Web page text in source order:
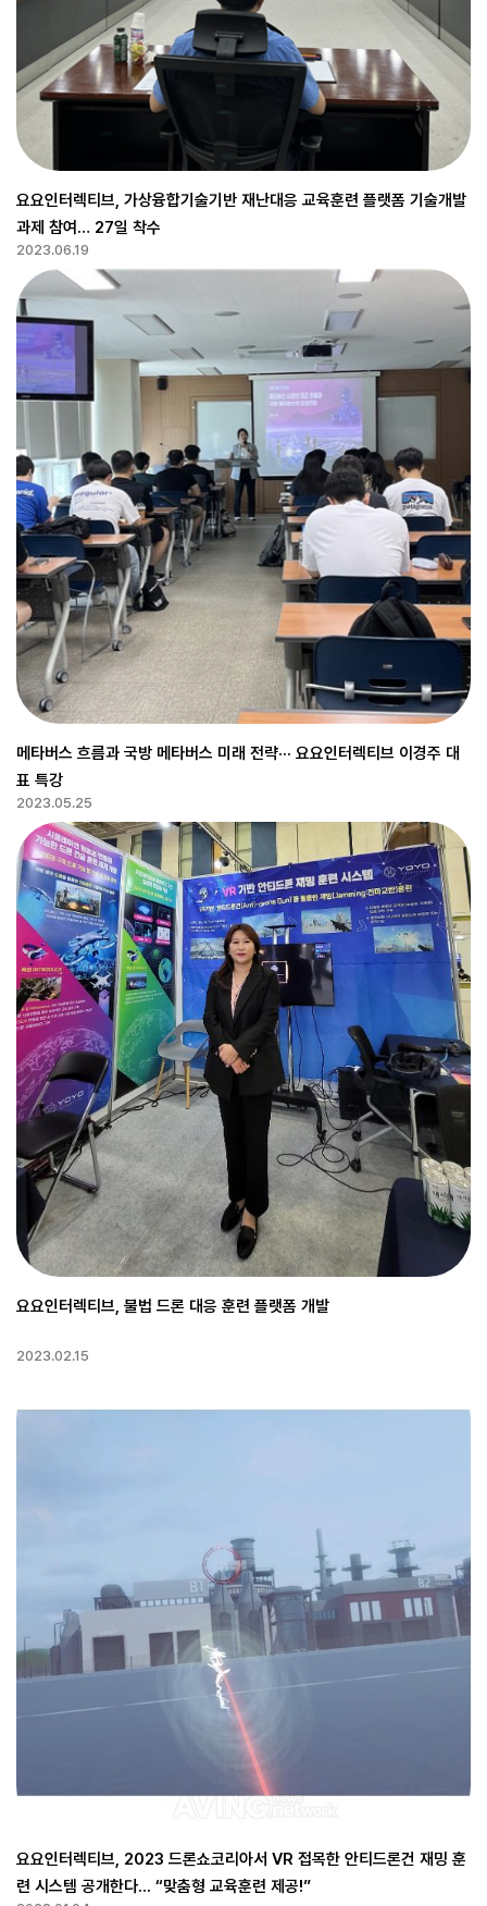
요요인터렉티브, 가상융합기술기반 재난대응 교육훈련 플랫폼 기술개발
과제 참여… 27일 착수
2023.06.19
메타버스 흐름과 국방 메타버스 미래 전략··· 요요인터렉티브 이경주 대
표 특강
2023.05.25
요요인터렉티브, 불법 드론 대응 훈련 플랫폼 개발
2023.02.15
요요인터렉티브, 2023 드론쇼코리아서 VR 접목한 안티드론건 재밍 훈
련 시스템 공개한다... “맞춤형 교육훈련 제공!”